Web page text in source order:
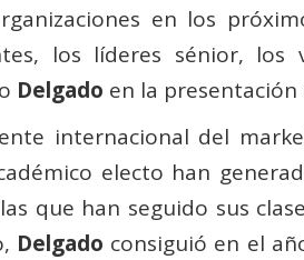
en los
los líderes sénior, los
Delgado en la presentación
internacional del
electo han
que han seguido sus
Delgado consiguió en el